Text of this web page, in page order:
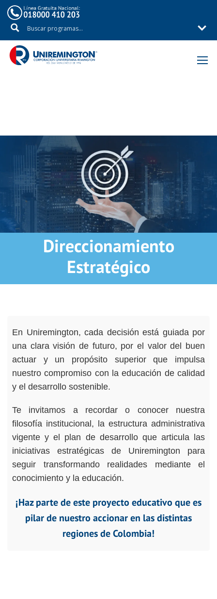
Inicio
Direccionamiento
Estratégico
En Uniremington, cada decisión está guiada por
una clara visión de futuro, por el valor del buen
actuar y un propósito superior que impulsa
nuestro compromiso con la educación de calidad
y el desarrollo sostenible.
Te invitamos a recordar o conocer nuestra
filosofía institucional, la estructura administrativa
vigente y el plan de desarrollo que articula las
iniciativas estratégicas de Uniremington para
seguir transformando realidades mediante el
conocimiento y la educación.
¡Haz parte de este proyecto educativo que es
pilar de nuestro accionar en las distintas
regiones de Colombia!